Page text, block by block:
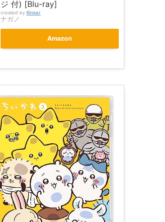
ジ 付) [Blu-ray]
created by Rinker
ナガノ
Amazon